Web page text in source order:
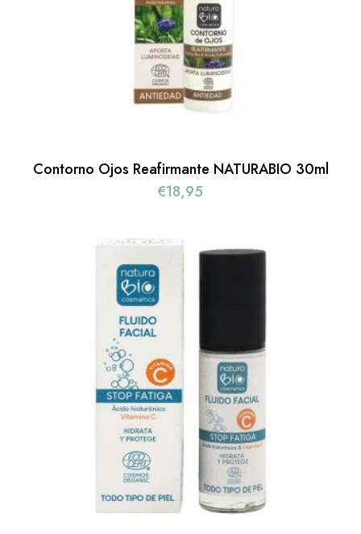
Contorno Ojos Reafirmante NATURABIO 30ml
€18,95